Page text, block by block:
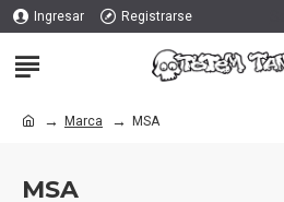
Ingresar Registrarse
Marca MSA
MSA